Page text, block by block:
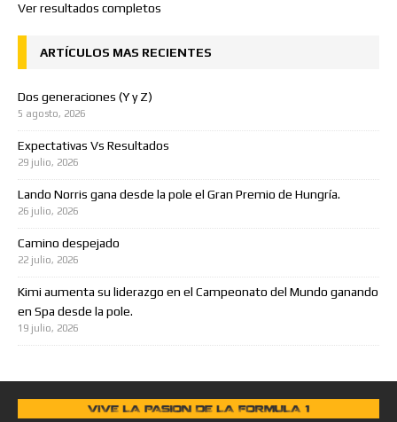
Ver resultados completos
ARTÍCULOS MAS RECIENTES
Dos generaciones (Y y Z)
5 agosto, 2026
Expectativas Vs Resultados
29 julio, 2026
Lando Norris gana desde la pole el Gran Premio de Hungría.
26 julio, 2026
Camino despejado
22 julio, 2026
Kimi aumenta su liderazgo en el Campeonato del Mundo ganando
en Spa desde la pole.
19 julio, 2026